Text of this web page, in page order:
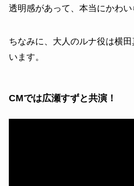
透明感があって、本当にかわい
ちなみに、大人のルナ役は横
います。
CMでは広瀬すずと共演！